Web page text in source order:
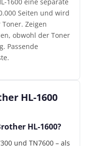
1600 eine separate
Seiten und wird
Zeigen
obwohl der Toner
Passende
HL-1600
HL-1600?
und TN7600 – als